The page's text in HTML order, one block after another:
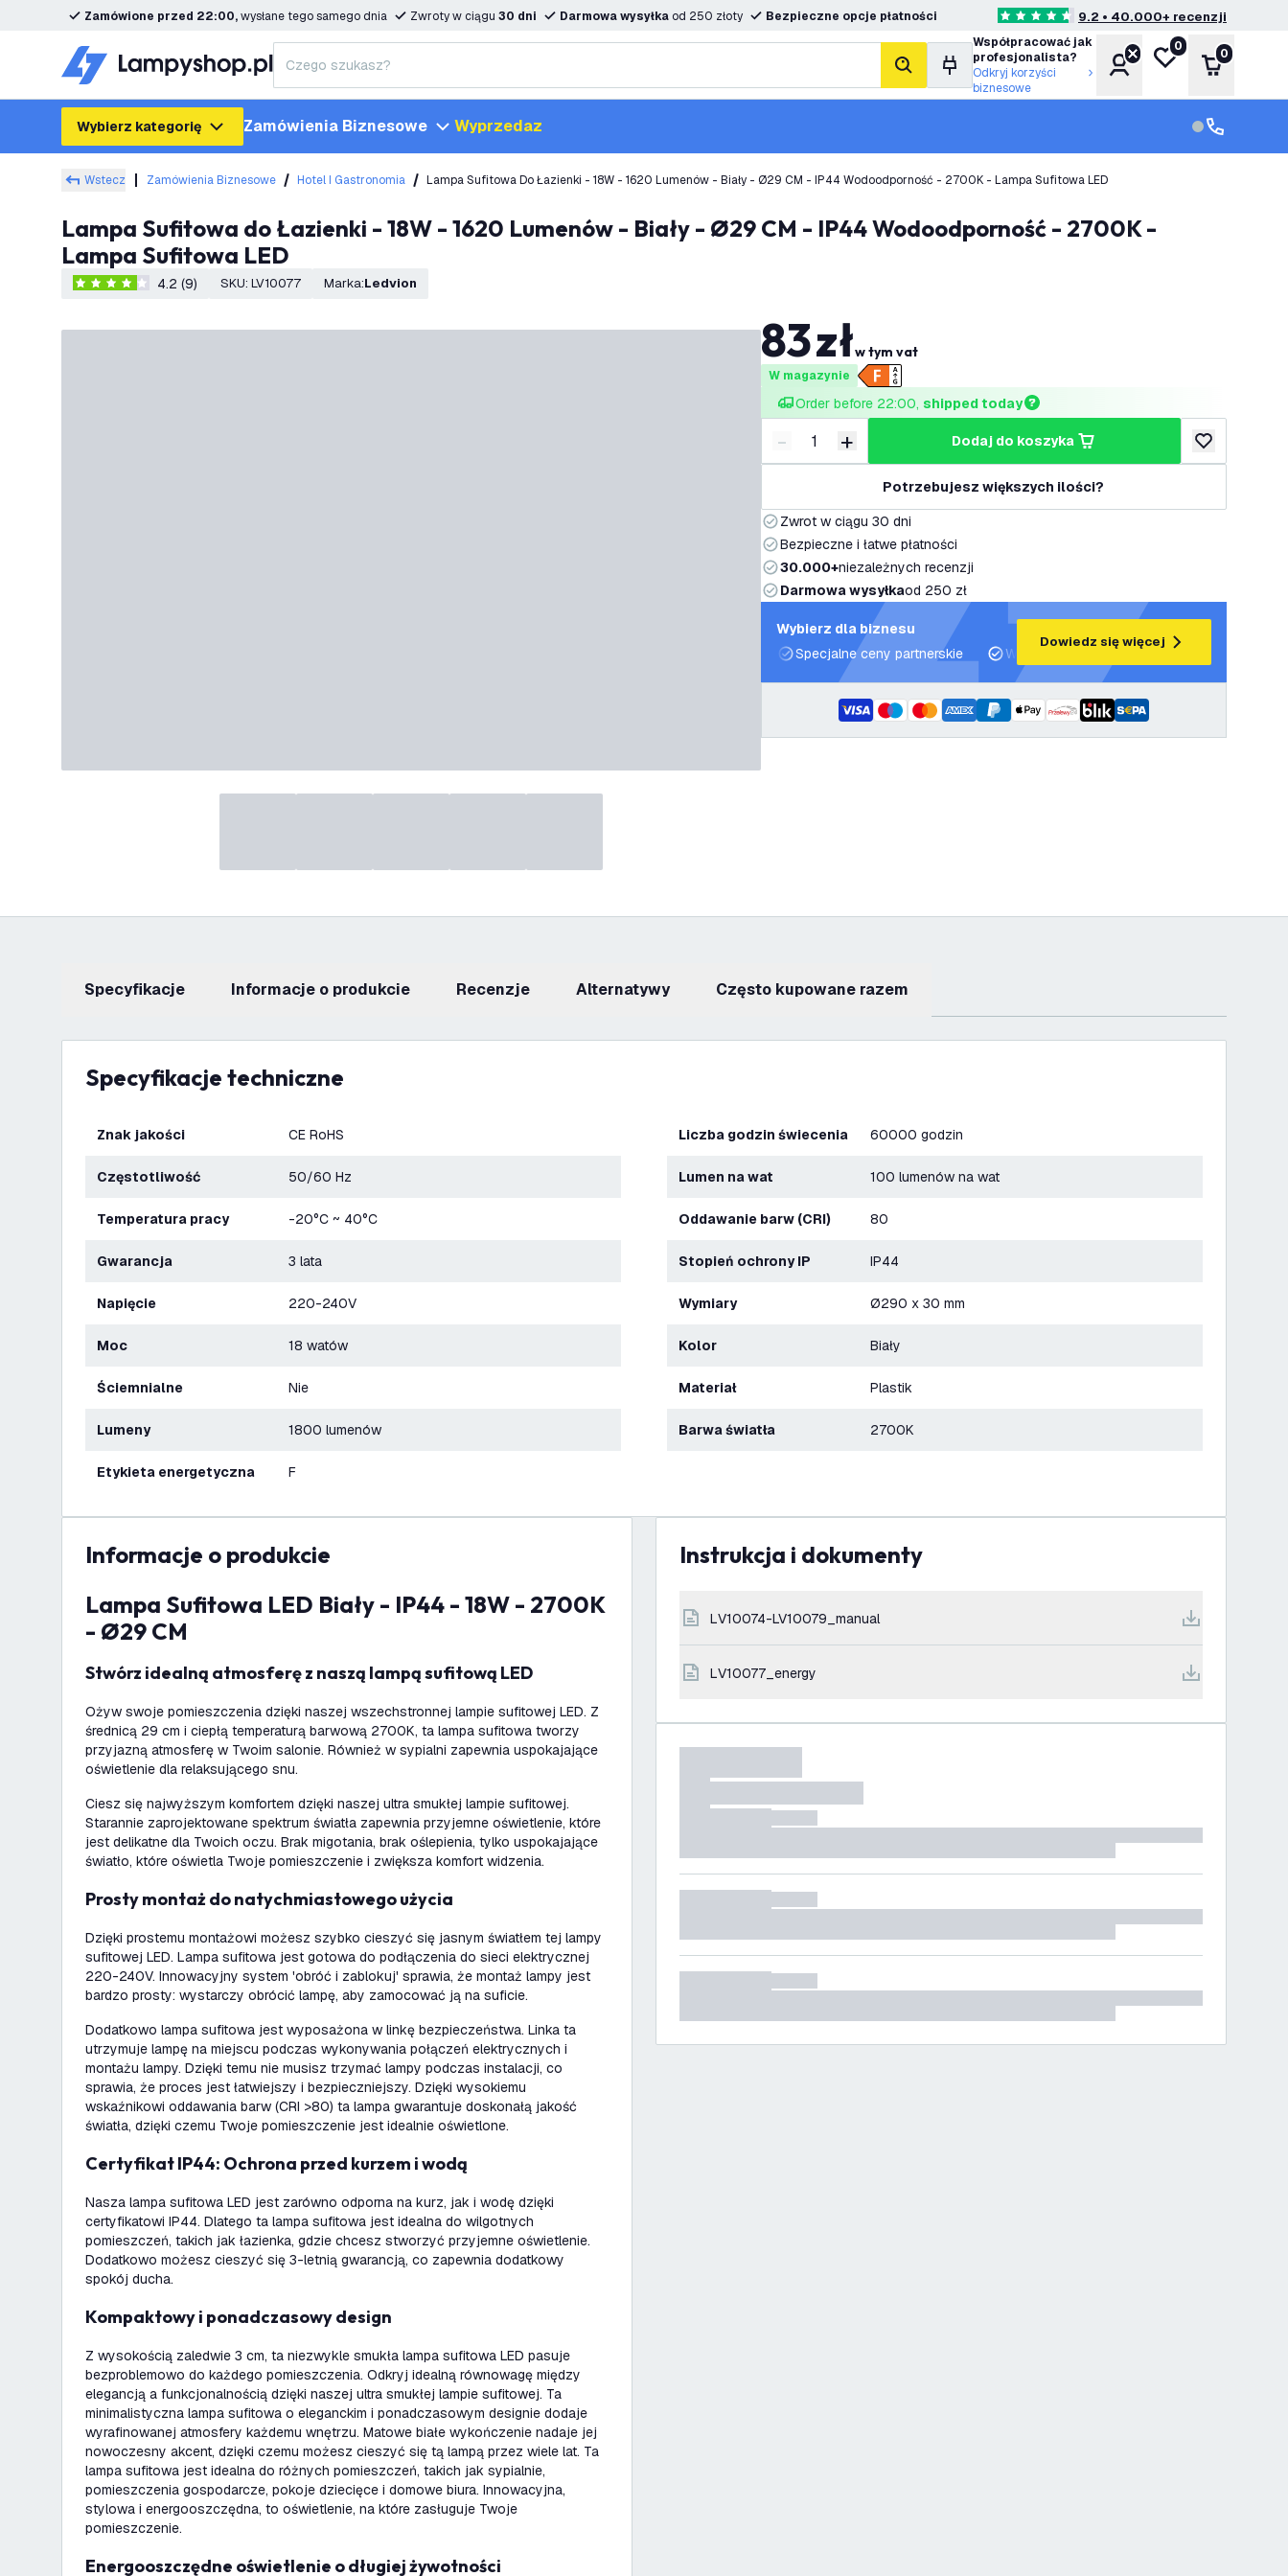
Zamówione przed 22:00,wysłane tego samego dnia Zwroty w ciągu 30 dni Darmowa wysyłka od 250 złoty Bezpieczne opcje płatności 4.6 Gwiazdki oceny9.2 • 40.000+ recenzji
Szukaj
Współpracować jak
profesjonalista?
Odkryj korzyści
biznesowe
KontoMoja lista życzeń
0
Koszyk
0
Wybierz kategorię Zamówienia Biznesowe Wyprzedaz Obsługa
Obsługa
Wstecz Zamówienia Biznesowe Hotel I Gastronomia Lampa Sufitowa Do Łazienki - 18W - 1620 Lumenów - Biały - Ø29 CM - IP44 Wodoodporność - 2700K - Lampa Sufitowa LED
Lampa Sufitowa do Łazienki - 18W - 1620 Lumenów - Biały - Ø29 CM - IP44 Wodoodporność - 2700K -
Lampa Sufitowa LED
4.2 Gwiazdki oceny
4.2 (9) SKU: LV10077 Marka: Ledvion
83złw tym vat
W magazynie
Order before 22:00, shipped today
Zmniejsz ilość
- Zwiększ ilość
+ dodaj do koszyka
dodaj do listy
Potrzebujesz większych ilości?
Zwrot w ciągu 30 dni
Bezpieczne i łatwe płatności
30.000+niezależnych recenzji
Darmowa wysyłkaod 250 zł
Wybierz dla biznesu
Specjalne ceny partnerskie
Wsparcie projektowe i plany oświetleniowe
Dowiedz się więcej
Specyfikacje informacje o produkcie recenzje Alternatywy Często kupowane razem
Specyfikacje techniczne
Znak jakości CE RoHS
Częstotliwość 50/60 Hz
Temperatura pracy -20°C ~ 40°C
Gwarancja 3 lata
Napięcie 220-240V
Moc 18 watów
Ściemnialne Nie
Lumeny 1800 lumenów
Etykieta energetyczna F
Liczba godzin świecenia 60000 godzin
Lumen na wat 100 lumenów na wat
Oddawanie barw (CRI) 80
Stopień ochrony IP IP44
Wymiary Ø290 x 30 mm
Kolor Biały
Materiał Plastik
Barwa światła 2700K
informacje o produkcie
Lampa Sufitowa LED Biały - IP44 - 18W - 2700K
- Ø29 CM
Stwórz idealną atmosferę z naszą lampą sufitową LED
Ożyw swoje pomieszczenia dzięki naszej wszechstronnej lampie sufitowej LED. Z
średnicą 29 cm i ciepłą temperaturą barwową 2700K, ta lampa sufitowa tworzy
przyjazną atmosferę w Twoim salonie. Również w sypialni zapewnia uspokajające
oświetlenie dla relaksującego snu.
Ciesz się najwyższym komfortem dzięki naszej ultra smukłej lampie sufitowej.
Starannie zaprojektowane spektrum światła zapewnia przyjemne oświetlenie, które
jest delikatne dla Twoich oczu. Brak migotania, brak oślepienia, tylko uspokajające
światło, które oświetla Twoje pomieszczenie i zwiększa komfort widzenia.
Prosty montaż do natychmiastowego użycia
Dzięki prostemu montażowi możesz szybko cieszyć się jasnym światłem tej lampy
sufitowej LED. Lampa sufitowa jest gotowa do podłączenia do sieci elektrycznej
220-240V. Innowacyjny system 'obróć i zablokuj' sprawia, że montaż lampy jest
bardzo prosty: wystarczy obrócić lampę, aby zamocować ją na suficie.
Dodatkowo lampa sufitowa jest wyposażona w linkę bezpieczeństwa. Linka ta
utrzymuje lampę na miejscu podczas wykonywania połączeń elektrycznych i
montażu lampy. Dzięki temu nie musisz trzymać lampy podczas instalacji, co
sprawia, że proces jest łatwiejszy i bezpieczniejszy. Dzięki wysokiemu
wskaźnikowi oddawania barw (CRI >80) ta lampa gwarantuje doskonałą jakość
światła, dzięki czemu Twoje pomieszczenie jest idealnie oświetlone.
Certyfikat IP44: Ochrona przed kurzem i wodą
Nasza lampa sufitowa LED jest zarówno odporna na kurz, jak i wodę dzięki
certyfikatowi IP44. Dlatego ta lampa sufitowa jest idealna do wilgotnych
pomieszczeń, takich jak łazienka, gdzie chcesz stworzyć przyjemne oświetlenie.
Dodatkowo możesz cieszyć się 3-letnią gwarancją, co zapewnia dodatkowy
spokój ducha.
Kompaktowy i ponadczasowy design
Z wysokością zaledwie 3 cm, ta niezwykle smukła lampa sufitowa LED pasuje
bezproblemowo do każdego pomieszczenia. Odkryj idealną równowagę między
elegancją a funkcjonalnością dzięki naszej ultra smukłej lampie sufitowej. Ta
minimalistyczna lampa sufitowa o eleganckim i ponadczasowym designie dodaje
wyrafinowanej atmosfery każdemu wnętrzu. Matowe białe wykończenie nadaje jej
nowoczesny akcent, dzięki czemu możesz cieszyć się tą lampą przez wiele lat. Ta
lampa sufitowa jest idealna do różnych pomieszczeń, takich jak sypialnie,
pomieszczenia gospodarcze, pokoje dziecięce i domowe biura. Innowacyjna,
stylowa i energooszczędna, to oświetlenie, na które zasługuje Twoje
pomieszczenie.
Energooszczędne oświetlenie o długiej żywotności
Instrukcja i dokumenty
LV10074-LV10079_manual
LV10077_energy